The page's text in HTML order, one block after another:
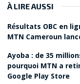
À LIRE AUSSI
Résultats OBC en
MTN Cameroun
Ayoba : de 35
pourquoi MTN a
Google Play Store